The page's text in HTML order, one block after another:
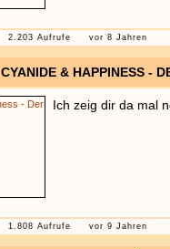
2.203 Aufrufe vor 8 Jahren
CYANIDE & HAPPINESS -
Ich zeig dir da mal
1.808 Aufrufe vor 9 Jahren